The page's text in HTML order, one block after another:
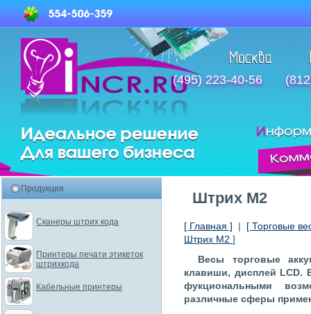
(495) 223-40-56
Штрих М2
[ Главная ] | [ Торговые
Штрих М2 ]
Весы торговые
клавиши, дисплей
фукциональными
различные сферы
Продукция
Сканеры штрих кода
Принтеры печати этикеток
штрихкода
Кабельные принтеры